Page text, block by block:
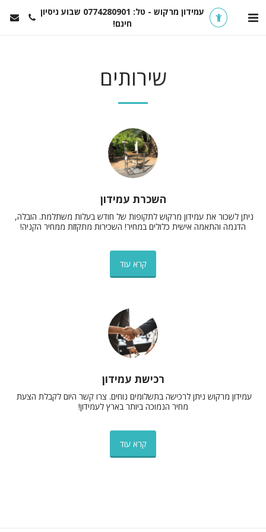
עמידון מרקוש - טל: 0774280901 שבוע ניסיון
חינם!
שירותים
השכרת עמידון
הדגמה והתאמה אישית כלולים במחיר! השכירות מתקזזת ממחיר הקניה!
קרא עוד
רכישת עמידון
מחיר הנמוכה ביותר בארץ לעמידון!
קרא עוד